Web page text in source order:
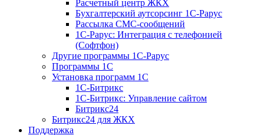
Расчетный центр ЖКХ
Бухгалтерский аутсорсинг 1С-Рарус
Рассылка СМС-сообщений
1С-Рарус: Интеграция с телефонией
(Софтфон)
Другие программы 1С-Рарус
Программы 1С
Установка программ 1С
1С-Битрикс
1С-Битрикс: Управление сайтом
Битрикс24
Битрикс24 для ЖКХ
Поддержка